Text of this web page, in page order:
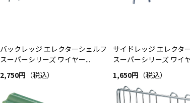
バックレッジ エレクターシェルフ
スーパーシリーズ ワイヤー...
2,750円 （税込）
サイドレッジ エレクタ
スーパーシリーズ ワイ
1,650円 （税込）